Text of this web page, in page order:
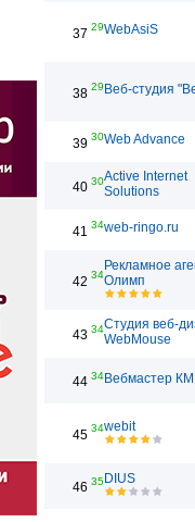
37 29WebAsiS
38 29 Веб-студия
39 30Web Advance
40 30Active Internet
Solutions
41 34web-ringo.ru
42 34
Рекламное
Олимп
43 34Студия веб-
WebMouse
44 34Вебмастер
45 34webit
46 35DIUS